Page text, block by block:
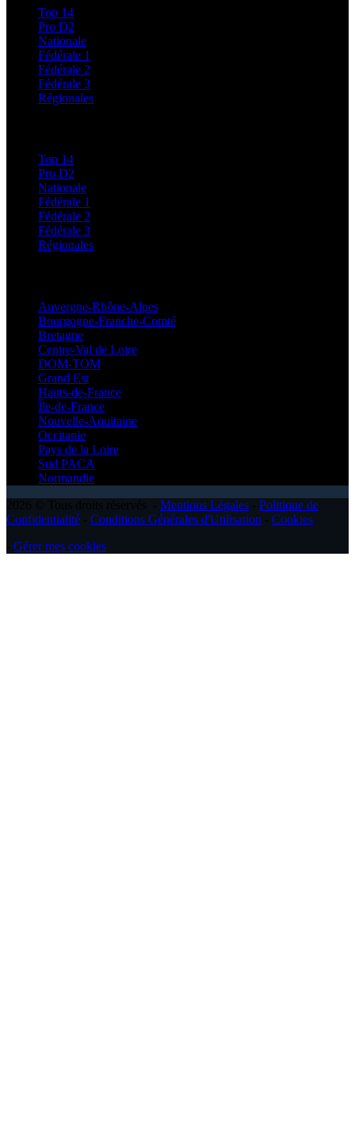
Top 14
Pro D2
Nationale
Fédérale 1
Fédérale 2
Fédérale 3
Régionales
Top 14
Pro D2
Nationale
Fédérale 1
Fédérale 2
Fédérale 3
Régionales
Auvergne-Rhône-Alpes
Bourgogne-Franche-Comté
Bretagne
Centre-Val de Loire
DOM-TOM
Grand Est
Hauts-de-France
Île-de-France
Nouvelle-Aquitaine
Occitanie
Pays de la Loire
Sud PACA
Normandie
Mentions Légales
Politique de
Confidentialité
Conditions Générales d'Utilisation
Cookies
Gérer mes cookies